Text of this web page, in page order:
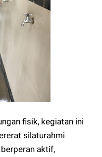
fisik, kegiatan ini
silaturahmi
aktif,